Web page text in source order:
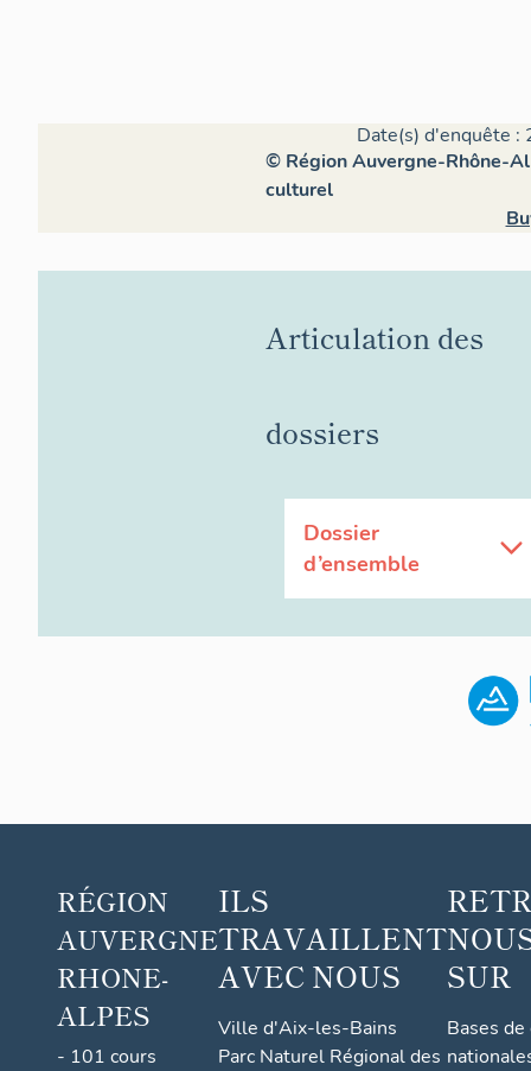
Date(s) d'enquête :
© Région Auvergne-Rhône-
culturel
Articulation des
dossiers
Dossier
d’ensemble
RÉGION
AUVERGNE
RHONE-
ALPES
- 101 cours
ILS
TRAVAILLENT
AVEC NOUS
Ville d'Aix-les-Bains
Parc Naturel Régional des
SUR
Bases